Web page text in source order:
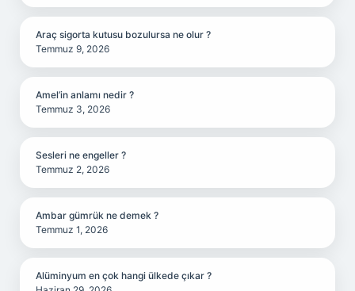
Araç sigorta kutusu bozulursa ne olur ?
Temmuz 9, 2026
Amel’in anlamı nedir ?
Temmuz 3, 2026
Sesleri ne engeller ?
Temmuz 2, 2026
Ambar gümrük ne demek ?
Temmuz 1, 2026
Alüminyum en çok hangi ülkede çıkar ?